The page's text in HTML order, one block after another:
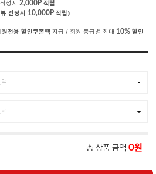
성시 2,000P적립
선정시 10,000P적립)
원전용 할인쿠폰팩 지급 / 회원 등급별 최대 10%할인
총 상품 금액 0